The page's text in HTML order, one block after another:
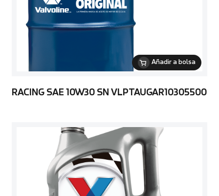
Añadir a bolsa
RACING SAE 10W30 SN VLPTAUGAR10305500